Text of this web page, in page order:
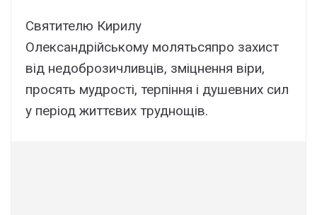
Святителю Кирилу
Олександрійському молятьсяпро захист
від недоброзичливців, зміцнення віри,
просять мудрості, терпіння і душевних сил
у період життєвих труднощів.